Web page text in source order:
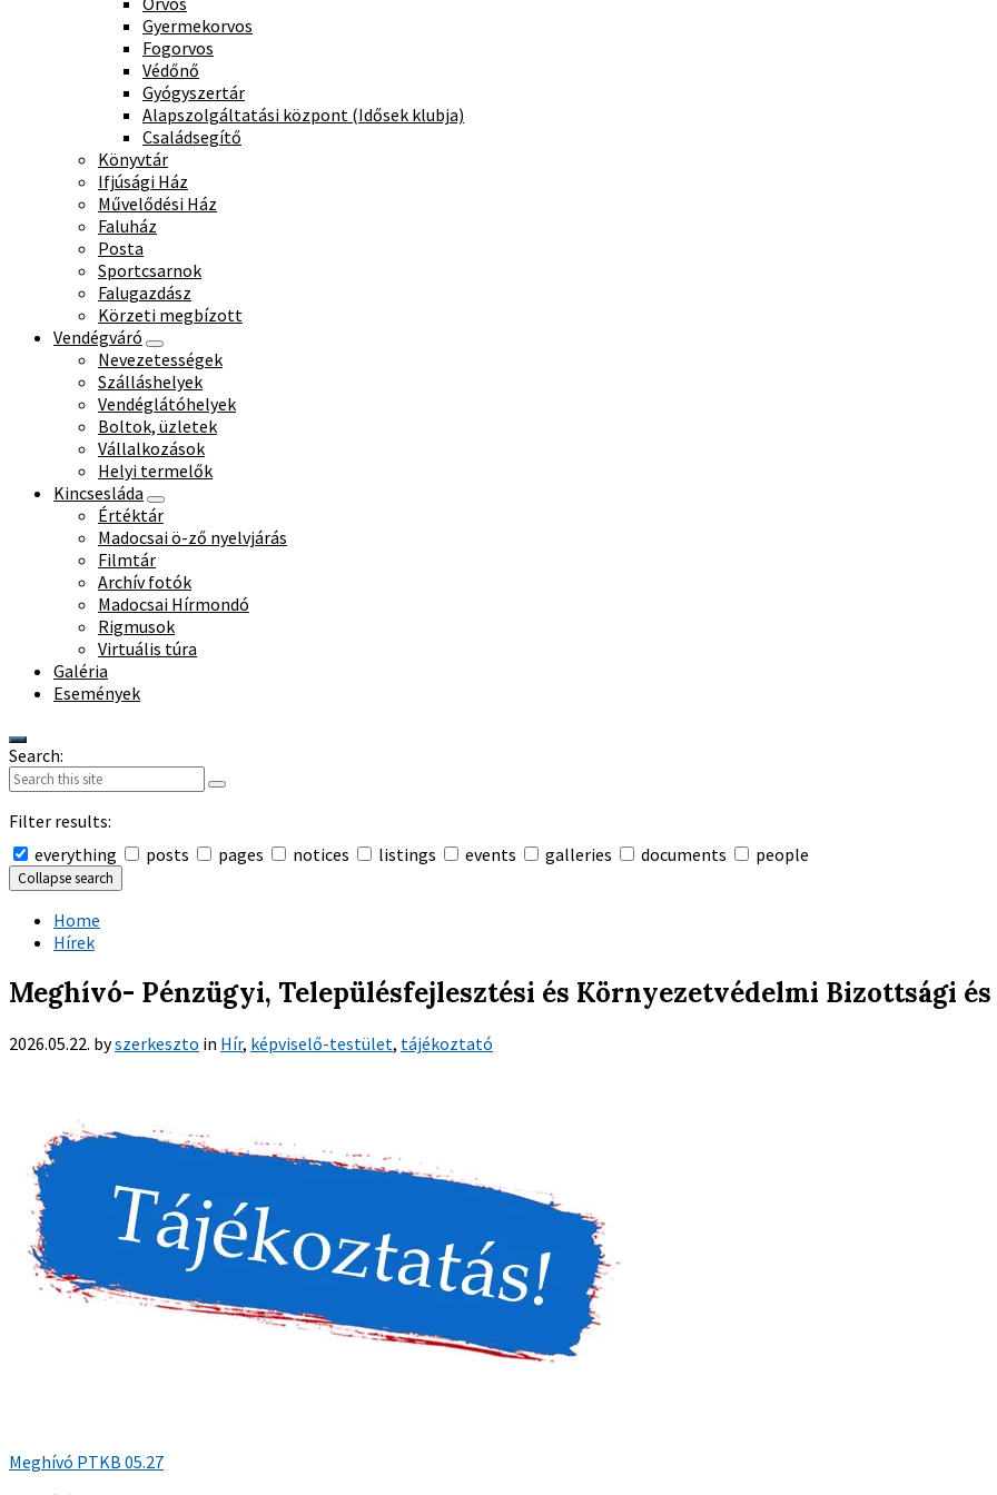
Gyermekorvos
Fogorvos
Védőnő
Gyógyszertár
Alapszolgáltatási központ (Idősek klubja)
Családsegítő
Könyvtár
Ifjúsági Ház
Művelődési Ház
Faluház
Posta
Sportcsarnok
Falugazdász
Körzeti megbízott
Vendégváró
Nevezetességek
Szálláshelyek
Vendéglátóhelyek
Boltok, üzletek
Vállalkozások
Helyi termelők
Kincsesláda
Értéktár
Madocsai ö-ző nyelvjárás
Filmtár
Archív fotók
Madocsai Hírmondó
Rigmusok
Virtuális túra
Galéria
Események
Search:
Filter results:
everything
posts pages notices listings events galleries documents people
Collapse search
Home
Hírek
Meghívó- Pénzügyi, Településfejlesztési és Környezetvédelmi Bizottsági
2026.05.22. byszerkeszto in Hír, képviselő-testület, tájékoztató
Meghívó PTKB 05.27